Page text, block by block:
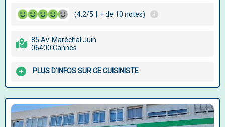
(4.2/5 + de 10 notes)
85 Av. Maréchal Juin
06400 Cannes
PLUS D'INFOS SUR CE CUISINISTE